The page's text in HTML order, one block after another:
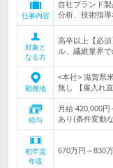
仕事内容
自社ブランド
分析、技術指導
対象と
なる方
高卒以上【必
ル、繊維業界
勤務地
<本社> 滋賀県
無し 【雇入れ
給与
月給 420,000
あり(条件変動
初年度
年収
670万円～830